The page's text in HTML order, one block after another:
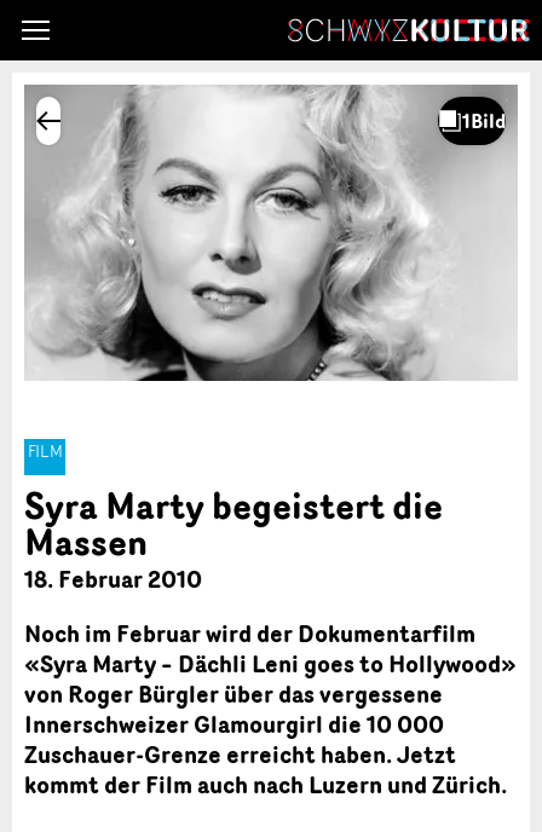
FILM
Syra Marty begeistert die
Massen
18. Februar 2010
Noch im Februar wird der Dokumentarfilm
«Syra Marty – Dächli Leni goes to Hollywood»
von Roger Bürgler über das vergessene
Innerschweizer Glamourgirl die 10 000
Zuschauer-Grenze erreicht haben. Jetzt
kommt der Film auch nach Luzern und Zürich.